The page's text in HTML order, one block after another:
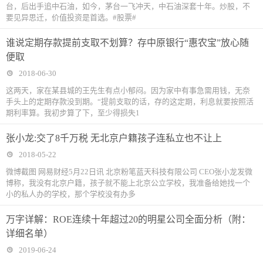
台，后出手追中石油，如今，茅台一飞冲天，中石油深套十年。炒股，不
要见异思迁，价值投资是首选。#股票#
谁说定期存款提前支取不划算？存中原银行“惠农宝”放心随
便取
2018-06-30
这两天，家在某县城的王先生有点小郁闷。因为家中有事急需用钱，无奈
手头上的定期存款没到期。“提前支取的话，存的这定期，利息就要按照活
期利率算。我初步算了下，至少得损失1
张小龙:交了8千万税 无北京户籍孩子连私立也不让上
2018-05-22
微博截图 网易财经5月22日讯 北京粉笔蓝天科技有限公司 CEO张小龙发微
博称，我没有北京户籍，孩子就不能上北京公立学校，我准备给她找一个
小的私人办的学校，那个学校没有办多
万字详解：ROE连续十年超过20的明星公司全面分析（附：
详细名单）
2019-06-24